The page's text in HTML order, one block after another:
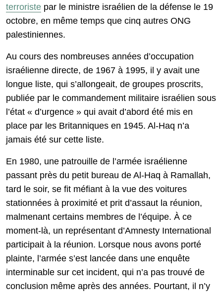
terroriste par le ministre israélien de la défense le 19
octobre, en même temps que cinq autres ONG
palestiniennes.
Au cours des nombreuses années d’occupation
israélienne directe, de 1967 à 1995, il y avait une
longue liste, qui s’allongeait, de groupes proscrits,
publiée par le commandement militaire israélien sous
l’état « d’urgence » qui avait d’abord été mis en
place par les Britanniques en 1945. Al-Haq n’a
jamais été sur cette liste.
En 1980, une patrouille de l’armée israélienne
passant près du petit bureau de Al-Haq à Ramallah,
tard le soir, se fit méfiant à la vue des voitures
stationnées à proximité et prit d’assaut la réunion,
malmenant certains membres de l’équipe. À ce
moment-là, un représentant d’Amnesty International
participait à la réunion. Lorsque nous avons porté
plainte, l’armée s’est lancée dans une enquête
interminable sur cet incident, qui n’a pas trouvé de
conclusion même après des années. Pourtant, il n’y